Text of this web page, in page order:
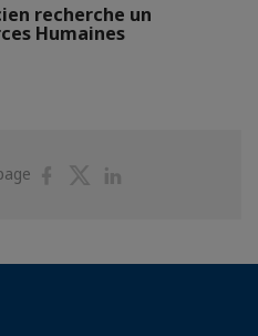
recherche un
Humaines
PartagerPartager